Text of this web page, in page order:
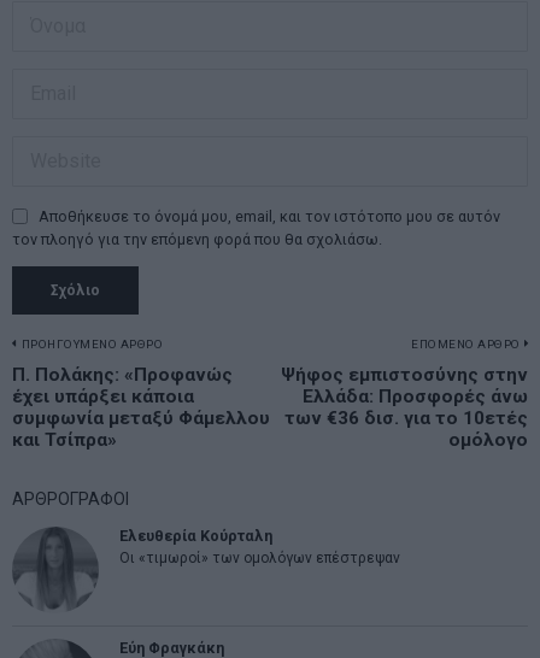
Αποθήκευσε το όνομά μου, email, και τον ιστότοπο μου σε αυτόν
τον πλοηγό για την επόμενη φορά που θα σχολιάσω.
Πλοήγηση
άρθρων
ΠΡΟΗΓΟΥΜΕΝΟ ΑΡΘΡΟ
Previous
post:
Π. Πολάκης: «Προφανώς
έχει υπάρξει κάποια
συμφωνία μεταξύ Φάμελλου
και Τσίπρα»
ΕΠΟΜΕΝΟ ΑΡΘΡΟ
Ψήφος εμπιστοσύνης στην
Ελλάδα: Προσφορές άνω
των €36 δισ. για το 10ετές
ομόλογο
ΑΡΘΡΟΓΡΑΦΟΙ
Ελευθερία Κούρταλη
Οι «τιμωροί» των ομολόγων επέστρεψαν
Εύη Φραγκάκη